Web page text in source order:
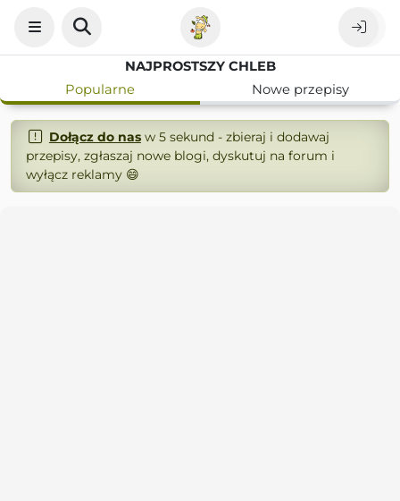
NAJPROSTSZY CHLEB
Popularne
Nowe przepisy
Dołącz do nasw 5 sekund - zbieraj i dodawaj
przepisy, zgłaszaj nowe blogi, dyskutuj na forum i
wyłącz reklamy 😄